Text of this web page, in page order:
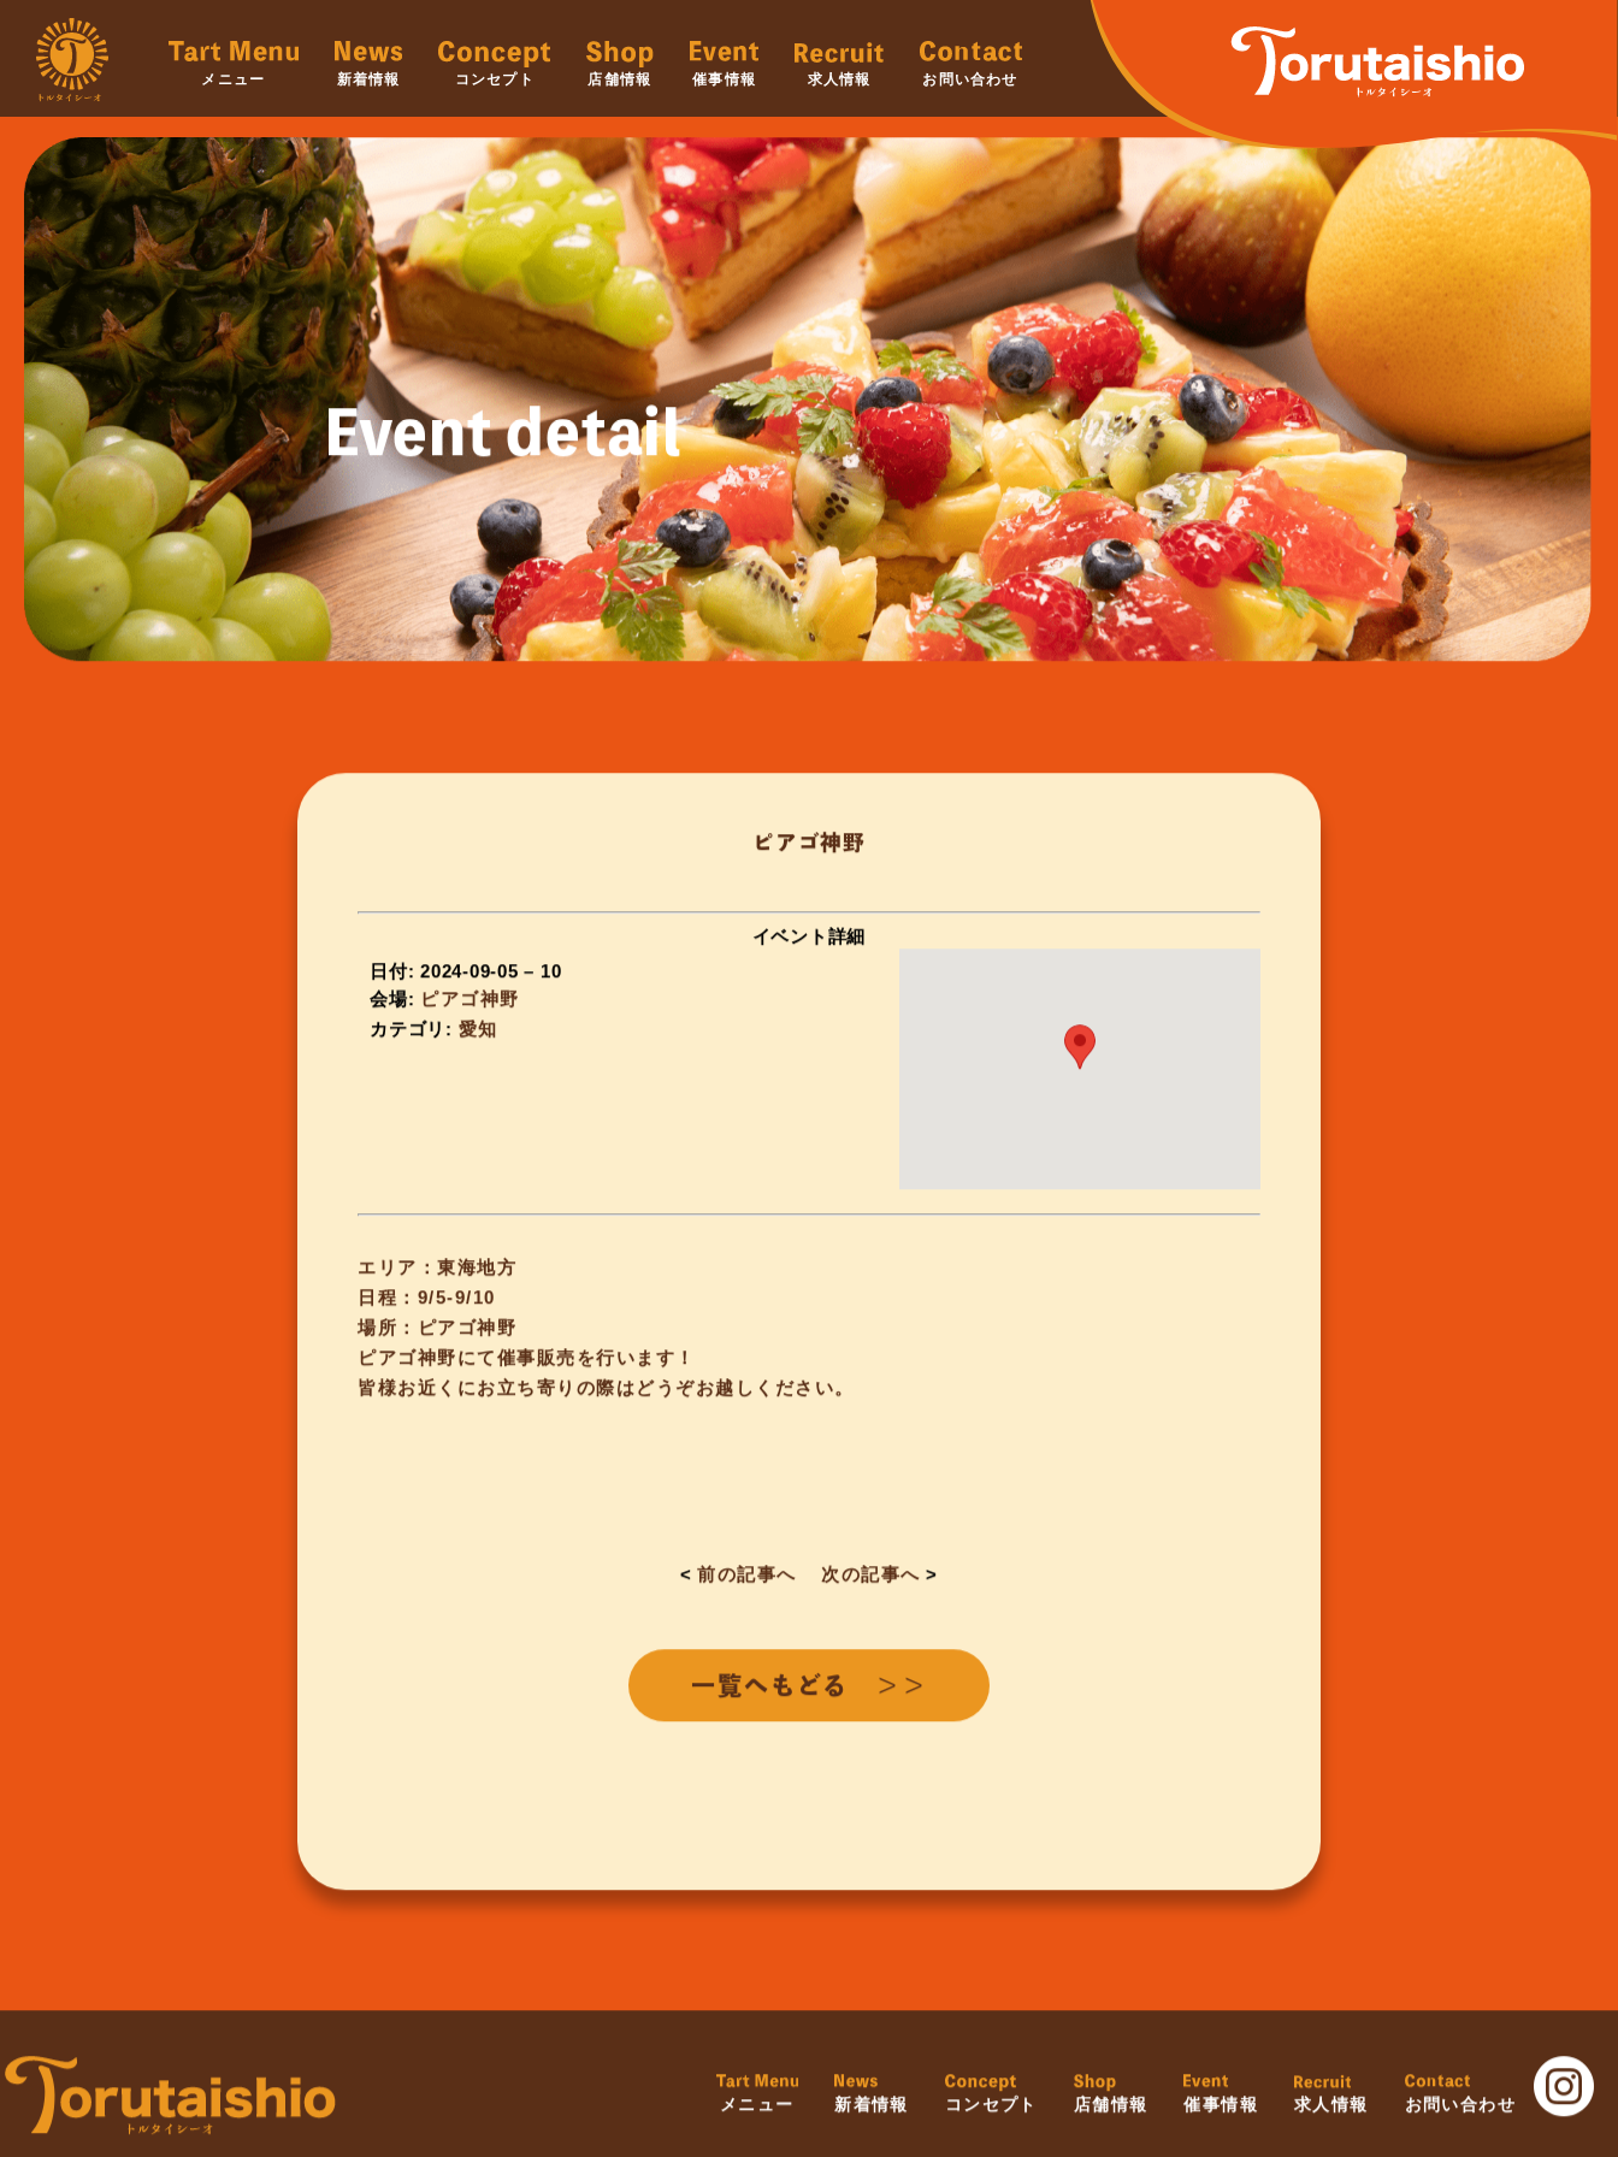
メニュー 新着情報 コンセプト 店舗情報 催事情報 求人情報 お問い合わせ
Event detail
ピアゴ神野
イベント詳細
日付: 2024-09-05 – 10
会場: ピアゴ神野
カテゴリ: 愛知
エリア：東海地方
日程：9/5-9/10
場所：ピアゴ神野
ピアゴ神野にて催事販売を行います！
皆様お近くにお立ち寄りの際はどうぞお越しください。
<前の記事へ 次の記事へ >
一覧へもどる ＞＞
メニュー 新着情報 コンセプト 店舗情報 催事情報 求人情報 お問い合わせ